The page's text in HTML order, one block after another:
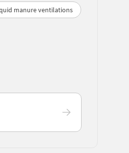
manure ventilations